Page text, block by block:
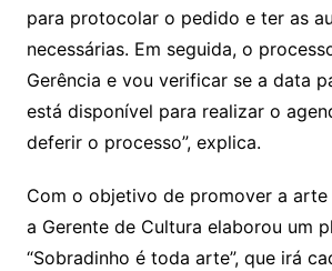
para protocolar o pedido e ter as
necessárias. Em seguida, o
Gerência e vou verificar se a data
está disponível para realizar o
deferir o processo”, explica.
Com o objetivo de promover a arte
a Gerente de Cultura elaborou um
“Sobradinho é toda arte”, que irá